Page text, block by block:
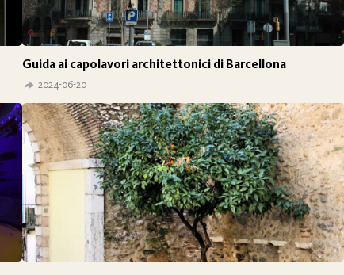
Guida ai capolavori architettonici di Barcellona
2024-06-20